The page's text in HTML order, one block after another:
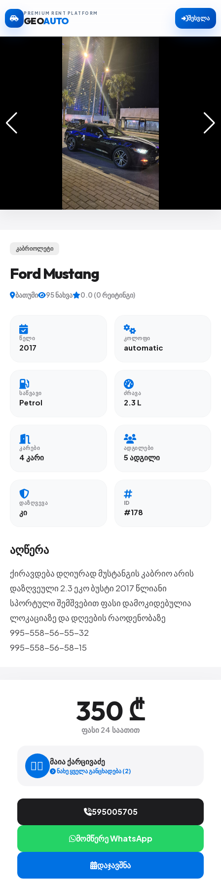
PREMIUM RENT PLATFORM
GEOAUTO შესვლა
კაბრიოლეტი
Ford Mustang
ბათუმი 95 ნახვა 0.0 (0 რეიტინგი)
ᲬᲔᲚᲘ
2017
ᲙᲝᲚᲝᲤᲘ
automatic
ᲡᲐᲬᲕᲐᲕᲘ
Petrol
ᲫᲠᲐᲕᲐ
2.3 L
ᲙᲐᲠᲔᲑᲘ
4 კარი
ᲐᲓᲒᲘᲚᲔᲑᲘ
5 ადგილი
ᲓᲐᲖᲦᲕᲔᲕᲐ
კი
ID
#178
აღწერა
ქირავდება დღიურად მუსტანგის კაბრიო არის
დაზღვეული 2.3 ეკო ბუსტი 2017 წლიანი
სპორტული შემშვებით ფასი დამოკიდებულია
ლოკაციაზე და დღეების რაოდენობაზე
995-558-56-55-32
995-558-56-58-15
350 ₾
ფასი 24 საათით
მაია ქარცივაძე
ნახე ყველა განცხადება (2)
595005705
მომწერე WhatsApp
დაჯავშნა